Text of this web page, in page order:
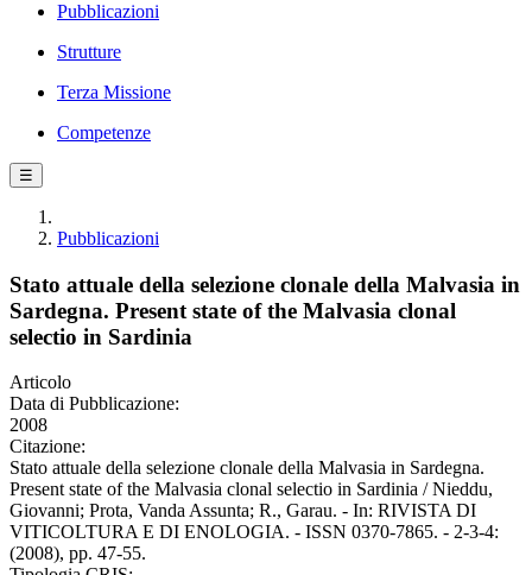
Pubblicazioni
Strutture
Terza Missione
Competenze
☰
Pubblicazioni
Stato attuale della selezione clonale della Malvasia in
Sardegna. Present state of the Malvasia clonal
selectio in Sardinia
Articolo
Data di Pubblicazione:
2008
Citazione:
Stato attuale della selezione clonale della Malvasia in Sardegna.
Present state of the Malvasia clonal selectio in Sardinia / Nieddu,
Giovanni; Prota, Vanda Assunta; R., Garau. - In: RIVISTA DI
VITICOLTURA E DI ENOLOGIA. - ISSN 0370-7865. - 2-3-4:
(2008), pp. 47-55.